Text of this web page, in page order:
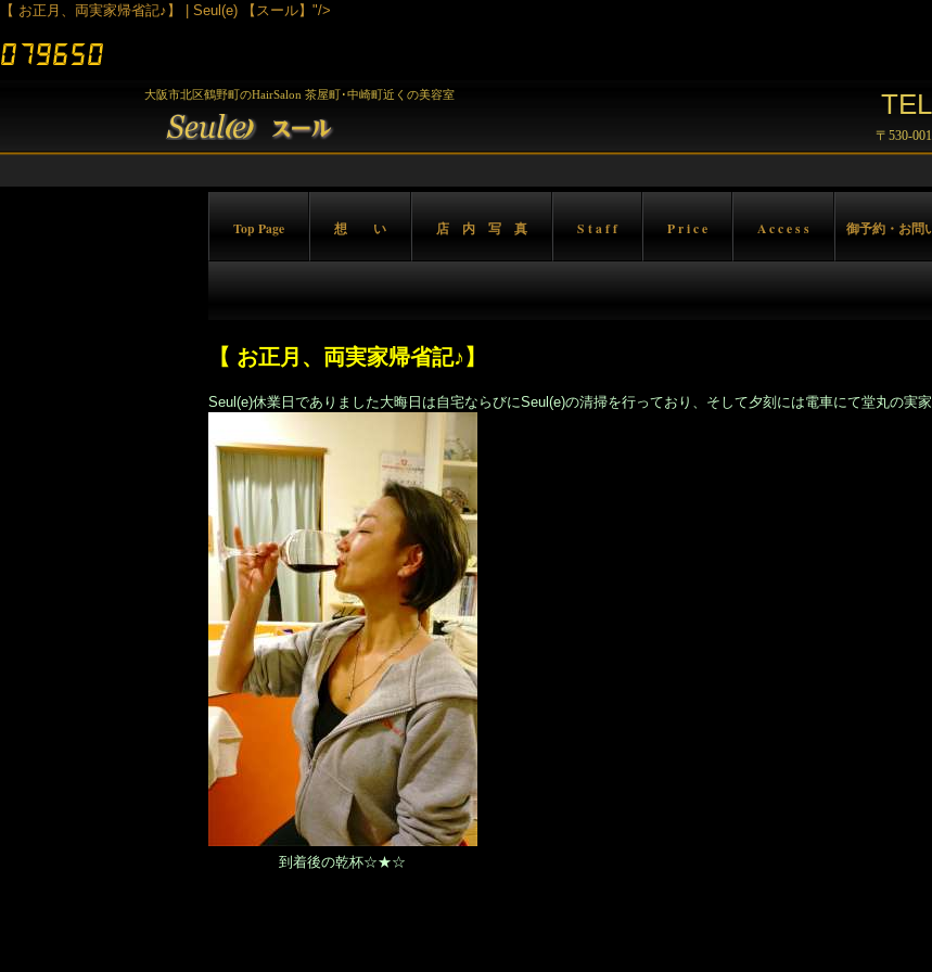
【 お正月、両実家帰省記♪】 | Seul(e) 【スール】"/>
大阪市北区鶴野町のHairSalon 茶屋町･中崎町近くの美容室 TEL
〒530-
Top Page 想 い 店 内 写 真 S t a f f P r i c e A c c e s s 御予約・お問
【 お正月、両実家帰省記♪】
Seul(e)休業日でありました大晦日は自宅ならびにSeul(e)の清掃を行っており、そして夕刻には電車にて堂丸の実家
到着後の乾杯☆★☆